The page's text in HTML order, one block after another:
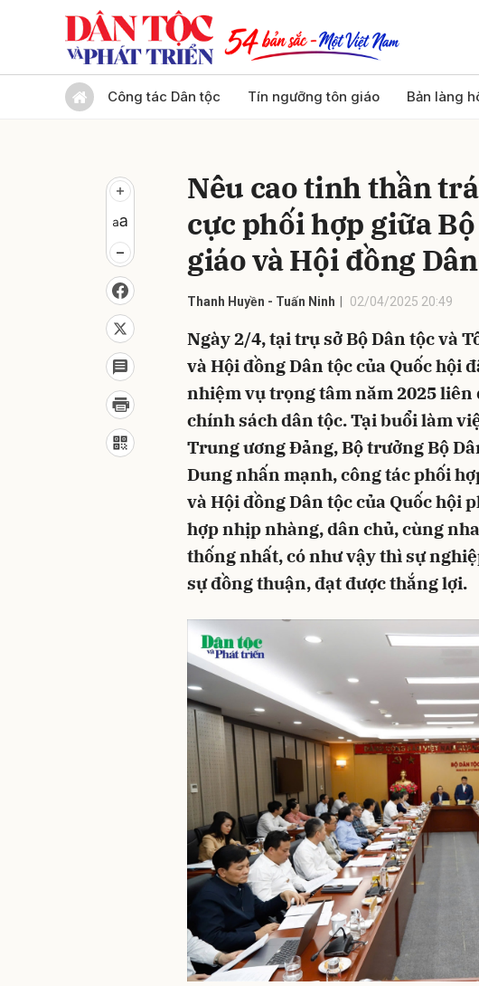
Công tác Dân tộc Tín ngưỡng tôn giáo Bản làng
Nêu cao tinh thần
cực phối hợp giữa
giáo và Hội đồng
Thanh Huyền - Tuấn Ninh 02/04/2025 20:49
Ngày 2/4, tại trụ sở Bộ Dân tộc và
và Hội đồng Dân tộc của Quốc hội
nhiệm vụ trọng tâm năm 2025 liên
chính sách dân tộc. Tại buổi làm
Trung ương Đảng, Bộ trưởng Bộ
Dung nhấn mạnh, công tác phối
và Hội đồng Dân tộc của Quốc hội
hợp nhịp nhàng, dân chủ, cùng
thống nhất, có như vậy thì sự
sự đồng thuận, đạt được thắng lợi.
Gửi bình